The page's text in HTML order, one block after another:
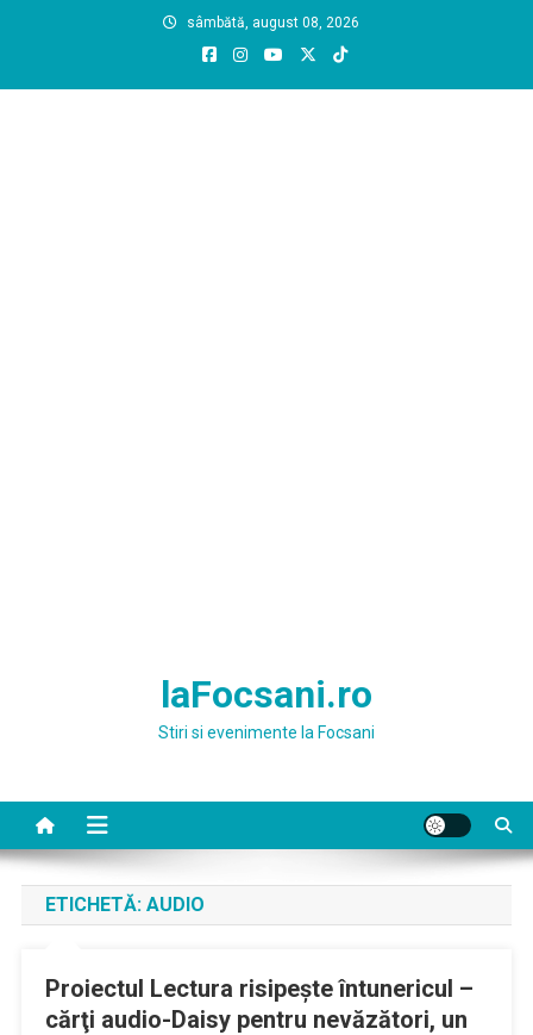
sâmbătă, august 08, 2026
laFocsani.ro
Stiri si evenimente la Focsani
ETICHETĂ: AUDIO
Proiectul Lectura risipeşte întunericul –
cărţi audio-Daisy pentru nevăzători, un